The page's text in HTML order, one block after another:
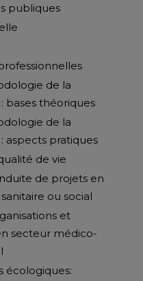
publiques
de la
bases théoriques
de la
aspects pratiques
de vie
de projets en
ou social
et
secteur médico-
écologiques: